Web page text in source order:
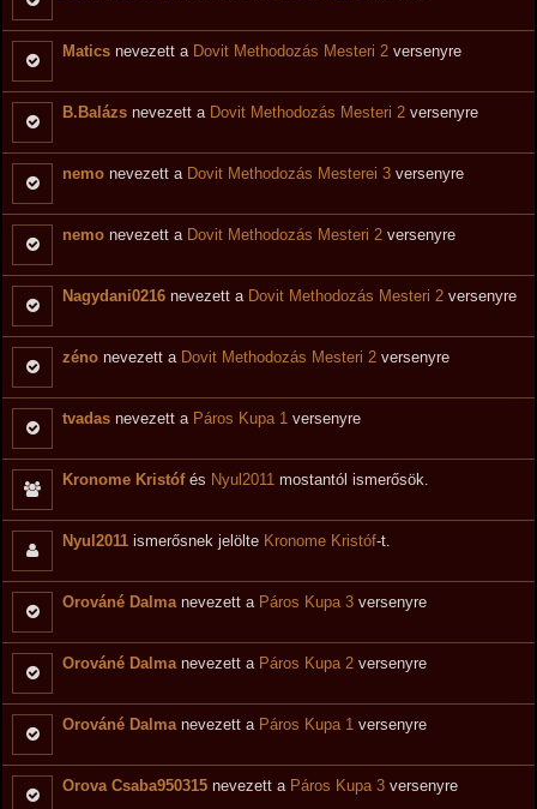
Matics nevezett a Dovit Methodozás Mesteri 2 versenyre
B.Balázs nevezett a Dovit Methodozás Mesteri 2 versenyre
nemo nevezett a Dovit Methodozás Mesterei 3 versenyre
nemo nevezett a Dovit Methodozás Mesteri 2 versenyre
Nagydani0216 nevezett a Dovit Methodozás Mesteri 2 versenyre
zéno nevezett a Dovit Methodozás Mesteri 2 versenyre
tvadas nevezett a Páros Kupa 1 versenyre
Kronome Kristófés Nyul2011 mostantól ismerősök.
Nyul2011 ismerősnek jelölte Kronome Kristóf-t.
Orováné Dalma nevezett a Páros Kupa 3 versenyre
Orováné Dalma nevezett a Páros Kupa 2 versenyre
Orováné Dalma nevezett a Páros Kupa 1 versenyre
Orova Csaba950315 nevezett a Páros Kupa 3 versenyre